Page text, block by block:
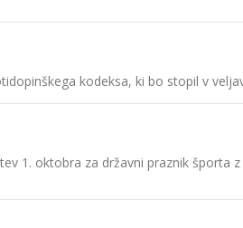
kodeksa, ki bo stopil v
1. oktobra za državni praznik